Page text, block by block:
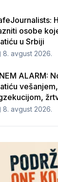
osobe
u Srbiji
8. avgust 2026.
ALARM:
8. avgust 2026.